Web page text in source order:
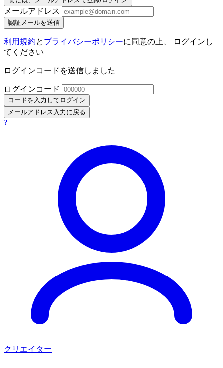
メールアドレス
認証メールを送信
利用規約と プライバシーポリシーに同意の上、 ログインし
てください
ログインコードを送信しました
ログインコード
コードを入力してログイン
メールアドレス入力に戻る
?
クリエイター